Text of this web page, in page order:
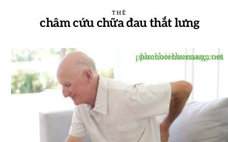
THẺ
châm cứu chữa đau thắt lưng